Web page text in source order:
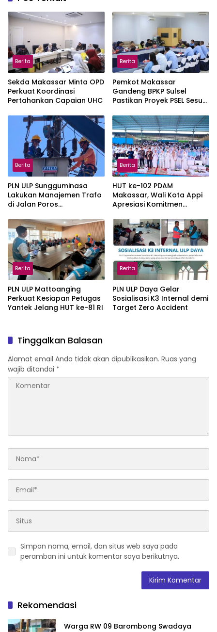
Berita
Sekda Makassar Minta OPD
Perkuat Koordinasi
Pertahankan Capaian UHC
Berita
Pemkot Makassar
Gandeng BPKP Sulsel
Pastikan Proyek PSEL Sesuai
Berita
PLN ULP Sungguminasa
Lakukan Manajemen Trafo
di Jalan Poros
ke-81 RI
Berita
HUT ke-102 PDAM
Makassar, Wali Kota Appi
Apresiasi Komitmen
Bersih
Berita
PLN ULP Mattoanging
Perkuat Kesiapan Petugas
Yantek Jelang HUT ke-81 RI
Berita
PLN ULP Daya Gelar
Sosialisasi K3 Internal demi
Target Zero Accident
Tinggalkan Balasan
Alamat email Anda tidak akan dipublikasikan. Ruas yang
wajib ditandai *
Simpan nama, email, dan situs web saya pada
peramban ini untuk komentar saya berikutnya.
Rekomendasi
Warga RW 09 Barombong Swadaya